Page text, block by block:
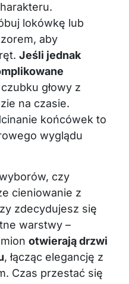
lokówkę lub
aby
Jeśli jednak
głowy z
na czasie.
końcówek to
wyglądu
czy
cieniowanie z
zdecydujesz się
warstwy –
otwierają drzwi
, łącząc elegancję z
Czas przestać się